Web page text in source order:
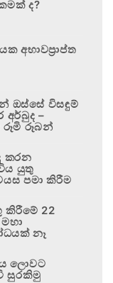
ද?
අභාවප්‍රාප්ත
ඔස්සේ විසඳුම්
අර්බුද –
රූමි රූබන්
කරන
යුතු
පමා කිරීම
කිරීමේ 22
නෑ
ලොවට
සුරකිමු